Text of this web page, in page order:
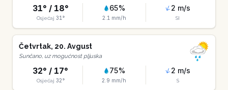
31° / 18°
Osjećaj 31 °
65%
2.1 mm/h
2 m/s
SI
Četvrtak, 20. Avgust
Sunčano, uz mogućnost pljuska
32° / 17°
Osjećaj 32°
75%
2.9 mm/h
2 m/s
S